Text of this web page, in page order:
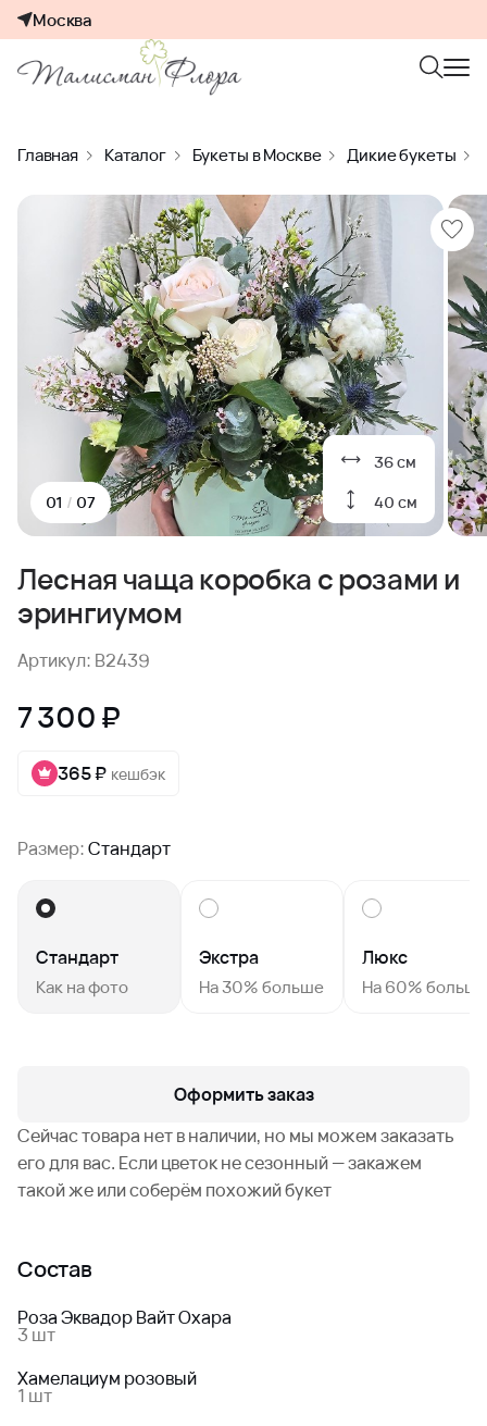
Москва
Главная Каталог Букеты в Москве Дикие букеты
36 см
40 см
01 / 07
Лесная чаща коробка с розами и
эрингиумом
Артикул: B2439
7 300 ₽
365 ₽ кешбэк
Размер:Стандарт
Стандарт
Как на фото
Экстра
На 30% больше
Люкс
На 60% больше
Оформить заказ
Сейчас товара нет в наличии, но мы можем заказать
его для вас. Если цветок не сезонный — закажем
такой же или соберём похожий букет
Состав
Роза Эквадор Вайт Охара
3 шт
Хамелациум розовый
1 шт